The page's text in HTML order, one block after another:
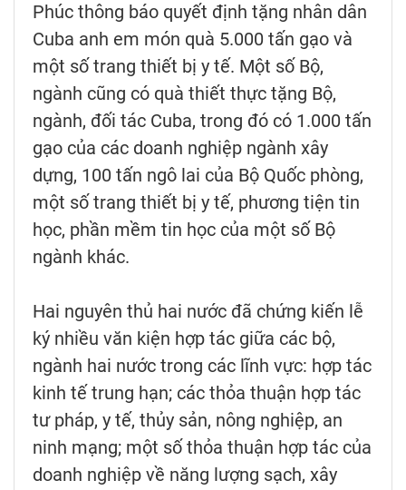
Phúc thông báo quyết định tặng nhân dân
Cuba anh em món quà 5.000 tấn gạo và
một số trang thiết bị y tế. Một số Bộ,
ngành cũng có quà thiết thực tặng Bộ,
ngành, đối tác Cuba, trong đó có 1.000 tấn
gạo của các doanh nghiệp ngành xây
dựng, 100 tấn ngô lai của Bộ Quốc phòng,
một số trang thiết bị y tế, phương tiện tin
học, phần mềm tin học của một số Bộ
ngành khác.
Hai nguyên thủ hai nước đã chứng kiến lễ
ký nhiều văn kiện hợp tác giữa các bộ,
ngành hai nước trong các lĩnh vực: hợp tác
kinh tế trung hạn; các thỏa thuận hợp tác
tư pháp, y tế, thủy sản, nông nghiệp, an
ninh mạng; một số thỏa thuận hợp tác của
doanh nghiệp về năng lượng sạch, xây